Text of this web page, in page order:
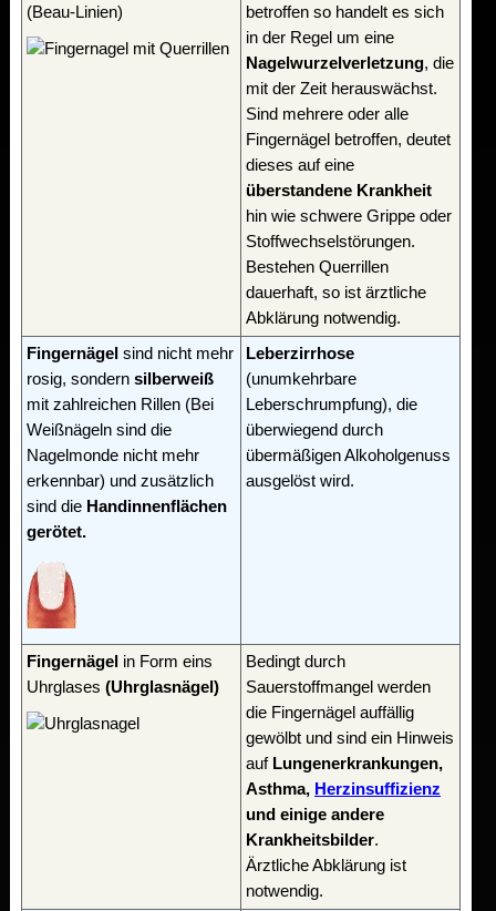
(Beau-Linien)
betroffen so handelt es sich
in der Regel um eine
Nagelwurzelverletzung, die
mit der Zeit herauswächst.
Sind mehrere oder alle
Fingernägel betroffen, deutet
dieses auf eine
überstandene Krankheit
hin wie schwere Grippe oder
Stoffwechselstörungen.
Bestehen Querrillen
dauerhaft, so ist ärztliche
Abklärung notwendig.
Fingernägel sind nicht mehr
rosig, sondern silberweiß
mit zahlreichen Rillen (Bei
Weißnägeln sind die
Nagelmonde nicht mehr
erkennbar) und zusätzlich
sind die Handinnenflächen
gerötet.
Leberzirrhose
(unumkehrbare
Leberschrumpfung), die
überwiegend durch
übermäßigen Alkoholgenuss
ausgelöst wird.
Fingernägel in Form eins
Uhrglases (Uhrglasnägel)
Bedingt durch
Sauerstoffmangel werden
die Fingernägel auffällig
gewölbt und sind ein Hinweis
auf Lungenerkrankungen,
Asthma, Herzinsuffizienz
und einige andere
Krankheitsbilder.
Ärztliche Abklärung ist
notwendig.